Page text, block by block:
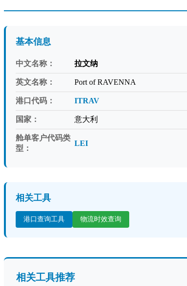
基本信息
中文名称： 拉文纳
英文名称： Port of RAVENNA
港口代码： ITRAV
国家： 意大利
舱单客户代码类
型：
LEI
相关工具
港口查询工具 物流时效查询
相关工具推荐